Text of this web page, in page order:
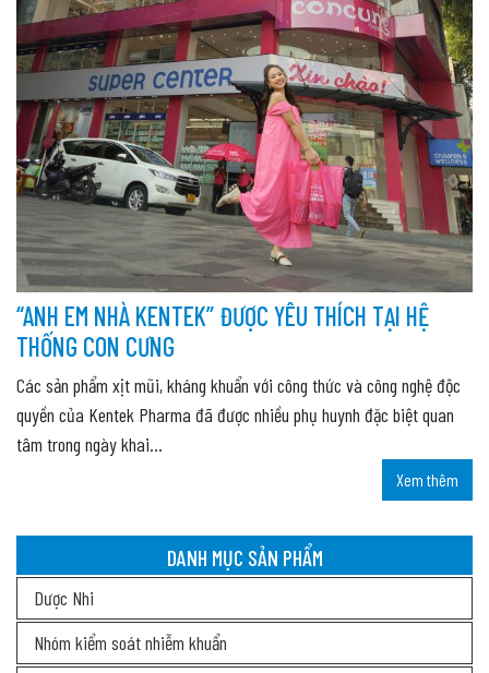
“ANH EM NHÀ KENTEK” ĐƯỢC YÊU THÍCH TẠI HỆ
THỐNG CON CƯNG
Các sản phẩm xịt mũi, kháng khuẩn với công thức và công nghệ độc
quyền của Kentek Pharma đã được nhiều phụ huynh đặc biệt quan
tâm trong ngày khai...
Xem thêm
DANH MỤC SẢN PHẨM
Dược Nhi
Nhóm kiểm soát nhiễm khuẩn